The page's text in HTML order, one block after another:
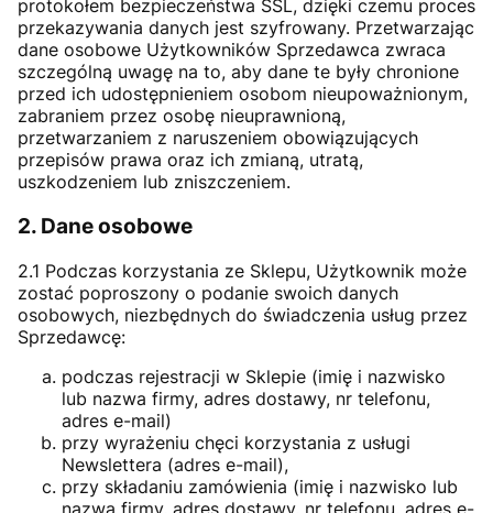
protokołem bezpieczeństwa SSL, dzięki czemu proces
przekazywania danych jest szyfrowany. Przetwarzając
dane osobowe Użytkowników Sprzedawca zwraca
szczególną uwagę na to, aby dane te były chronione
przed ich udostępnieniem osobom nieupoważnionym,
zabraniem przez osobę nieuprawnioną,
przetwarzaniem z naruszeniem obowiązujących
przepisów prawa oraz ich zmianą, utratą,
uszkodzeniem lub zniszczeniem.
2. Dane osobowe
2.1 Podczas korzystania ze Sklepu, Użytkownik może
zostać poproszony o podanie swoich danych
osobowych, niezbędnych do świadczenia usług przez
Sprzedawcę:
podczas rejestracji w Sklepie (imię i nazwisko
lub nazwa firmy, adres dostawy, nr telefonu,
adres e-mail)
przy wyrażeniu chęci korzystania z usługi
Newslettera (adres e-mail),
przy składaniu zamówienia (imię i nazwisko lub
nazwa firmy, adres dostawy, nr telefonu, adres e-